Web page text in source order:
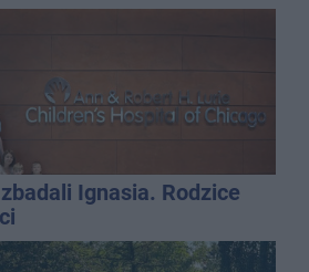
Ignasia. Rodzice